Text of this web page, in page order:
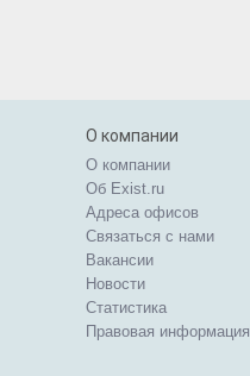
О компании
О компании
Об Exist.ru
Адреса офисов
Связаться с нами
Вакансии
Новости
Статистика
Правовая информация